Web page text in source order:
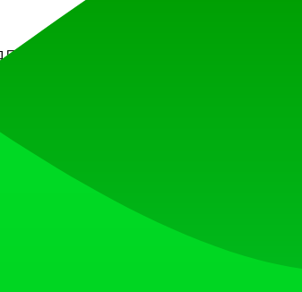
ーを構築します。
機的に獲得するのを支援してきました。